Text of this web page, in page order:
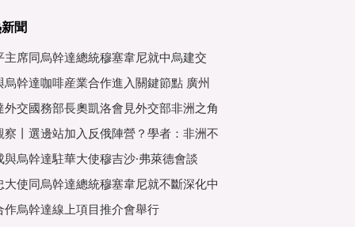
聞
主席同烏幹達總統穆塞韋尼就中烏建交
互緻
烏幹達咖啡産業合作進入關鍵節點 廣州
重
外交國務部長奧凱洛會見外交部非洲之角
使
察丨選邊站加入反俄陣營？學者：非洲不
與烏幹達駐華大使穆吉沙·弗萊德會談
大使同烏幹達總統穆塞韋尼就不斷深化中
關
作烏幹達線上項目推介會舉行